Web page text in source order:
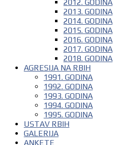
2012. GODINA
2013. GODINA
2014. GODINA
2015. GODINA
2016. GODINA
2017. GODINA
2018. GODINA
AGRESIJA NA RBIH
1991. GODINA
1992. GODINA
1993. GODINA
1994. GODINA
1995. GODINA
USTAV RBIH
GALERIJA
ANKETE